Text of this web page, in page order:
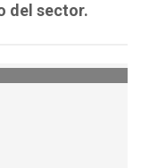
del sector.